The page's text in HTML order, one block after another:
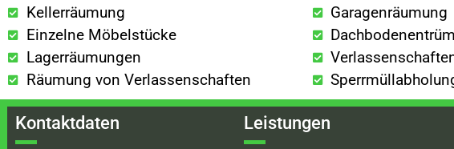
Kellerräumung
Einzelne Möbelstücke
Lagerräumungen
Räumung von Verlassenschaften
Garagenräumung
Kontaktdaten Leistungen